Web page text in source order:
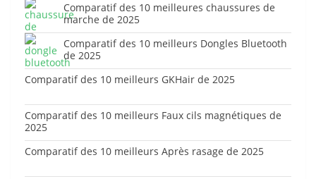
Comparatif des 10 meilleures chaussures de
marche de 2025
Comparatif des 10 meilleurs Dongles Bluetooth
de 2025
Comparatif des 10 meilleurs GKHair de 2025
Comparatif des 10 meilleurs Faux cils magnétiques de
2025
Comparatif des 10 meilleurs Après rasage de 2025